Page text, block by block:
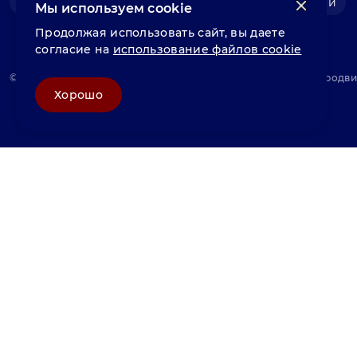
© «Велунд нержавейка» 2025, Разработка и комплексное
Мы используем cookie
Продолжая использовать сайт, вы даете
согласие на использование файлов cookie
Хорошо